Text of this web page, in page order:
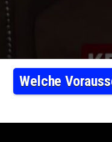
Welche